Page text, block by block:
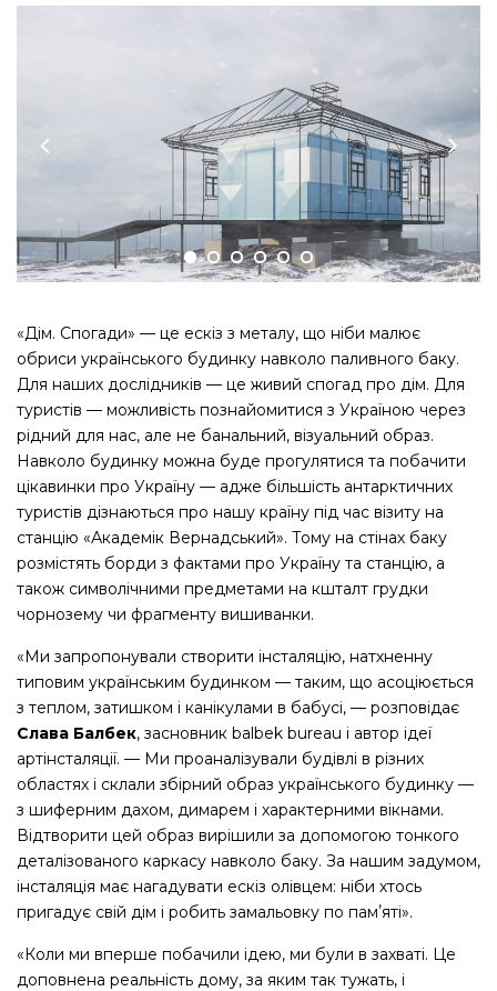
«Дім. Спогади» — це ескіз з металу, що ніби малює
обриси українського будинку навколо паливного баку.
Для наших дослідників — це живий спогад про дім. Для
туристів — можливість познайомитися з Україною через
рідний для нас, але не банальний, візуальний образ.
Навколо будинку можна буде прогулятися та побачити
цікавинки про Україну — адже більшість антарктичних
туристів дізнаються про нашу країну під час візиту на
станцію «Академік Вернадський». Тому на стінах баку
розмістять борди з фактами про Україну та станцію, а
також символічними предметами на кшталт грудки
чорнозему чи фрагменту вишиванки.
«Ми запропонували створити інсталяцію, натхненну
типовим українським будинком — таким, що асоціюється
з теплом, затишком і канікулами в бабусі, — розповідає
Слава Балбек, засновник balbek bureau і автор ідеї
артінсталяції. — Ми проаналізували будівлі в різних
областях і склали збірний образ українського будинку —
з шиферним дахом, димарем і характерними вікнами.
Відтворити цей образ вирішили за допомогою тонкого
деталізованого каркасу навколо баку. За нашим задумом,
інсталяція має нагадувати ескіз олівцем: ніби хтось
пригадує свій дім і робить замальовку по памʼяті».
«Коли ми вперше побачили ідею, ми були в захваті. Це
доповнена реальність дому, за яким так тужать, і